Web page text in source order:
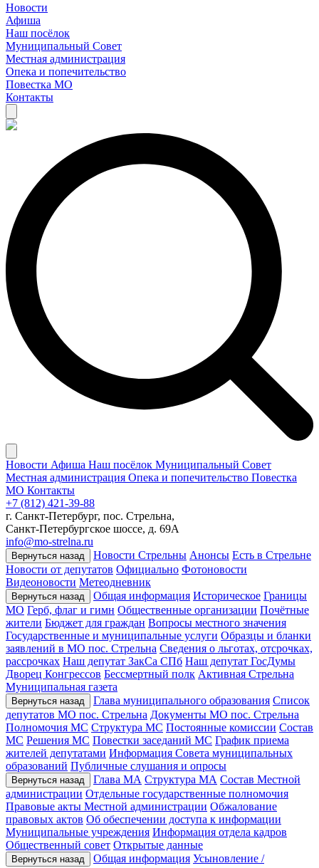
Новости
Афиша
Наш посёлок
Муниципальный Совет
Местная администрация
Опека и попечительство
Повестка МО
Контакты
Новости Афиша Наш посёлок Муниципальный Совет
Местная администрация Опека и попечительство Повестка
МО Контакты
+7 (812) 421-39-88
г. Санкт-Петербург, пос. Стрельна,
Санкт-Петербургское шоссе, д. 69А
info@mo-strelna.ru
Вернуться назад Новости Стрельны Анонсы Есть в Стрельне
Новости от депутатов Официально Фотоновости
Видеоновости Метеодневник
Вернуться назад Общая информация Историческое Границы
МО Герб, флаг и гимн Общественные организации Почётные
жители Бюджет для граждан Вопросы местного значения
Государственные и муниципальные услуги Образцы и бланки
заявлений в МО пос. Стрельна Сведения о льготах, отсрочках,
рассрочках Наш депутат ЗакСа СПб Наш депутат ГосДумы
Дворец Конгрессов Бессмертный полк Активная Стрельна
Муниципальная газета
Вернуться назад Глава муниципального образования Список
депутатов МО пос. Стрельна Документы МО пос. Стрельна
Полномочия МС Структура МС Постоянные комиссии Состав
МС Решения МС Повестки заседаний МС График приема
жителей депутатами Информация Совета муниципальных
образований Публичные слушания и опросы
Вернуться назад Глава МА Структура МА Состав Местной
администрации Отдельные государственные полномочия
Правовые акты Местной администрации Обжалование
правовых актов Об обеспечении доступа к информации
Муниципальные учреждения Информация отдела кадров
Общественный совет Открытые данные
Вернуться назад Общая информация Усыновление /